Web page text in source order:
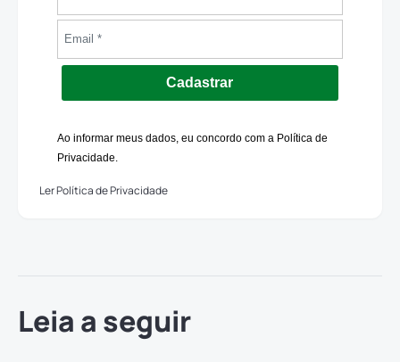
Cadastrar
Ao informar meus dados, eu concordo com a Política de
Privacidade.
Ler Política de Privacidade
Leia a seguir